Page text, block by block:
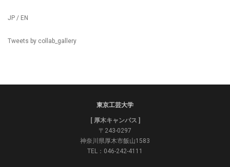
JP / EN
Tweets by collab_gallery
東京工芸大学
[ 厚木キャンパス ]
〒243-0297
神奈川県厚木市飯山1583
TEL：046-242-4111